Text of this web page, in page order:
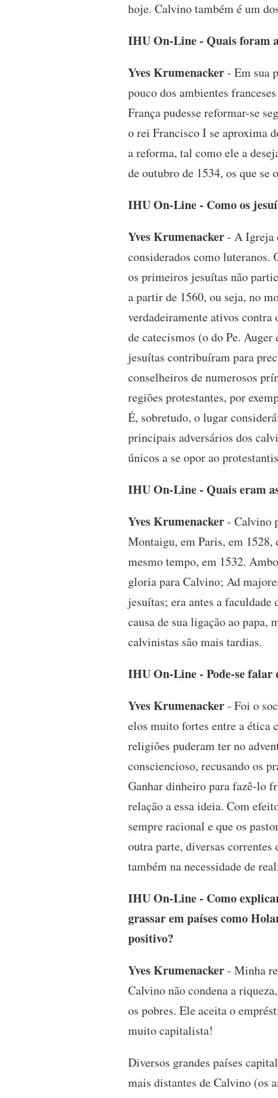
hoje. Calvino também é um
IHU On-Line - Quais foram
Yves Krumenacker- Em sua
pouco dos ambientes
França pudesse reformar-se
o rei Francisco I se aproxima
a reforma, tal como ele a
de outubro de 1534, os que se
IHU On-Line - Como os
Yves Krumenacker- A Igreja
considerados como luteranos.
os primeiros jesuítas não
a partir de 1560, ou seja, no
verdadeiramente ativos
de catecismos (o do Pe.
jesuítas contribuíram para
conselheiros de numerosos
regiões protestantes, por
É, sobretudo, o lugar
principais adversários dos
únicos a se opor ao
IHU On-Line - Quais eram
Yves Krumenacker- Calvino
Montaigu, em Paris, em 1528,
mesmo tempo, em 1532.
gloria para Calvino; Ad
jesuítas; era antes a
causa de sua ligação ao papa,
calvinistas são mais tardias.
IHU On-Line - Pode-se falar
Yves Krumenacker- Foi o
elos muito fortes entre a ética
religiões puderam ter no
consciencioso, recusando os
Ganhar dinheiro para fazê-lo
relação a essa ideia. Com
sempre racional e que os
outra parte, diversas
também na necessidade de
IHU On-Line - Como
grassar em países como
positivo?
Yves Krumenacker- Minha
Calvino não condena a
os pobres. Ele aceita o
muito capitalista!
Diversos grandes países
mais distantes de Calvino (os